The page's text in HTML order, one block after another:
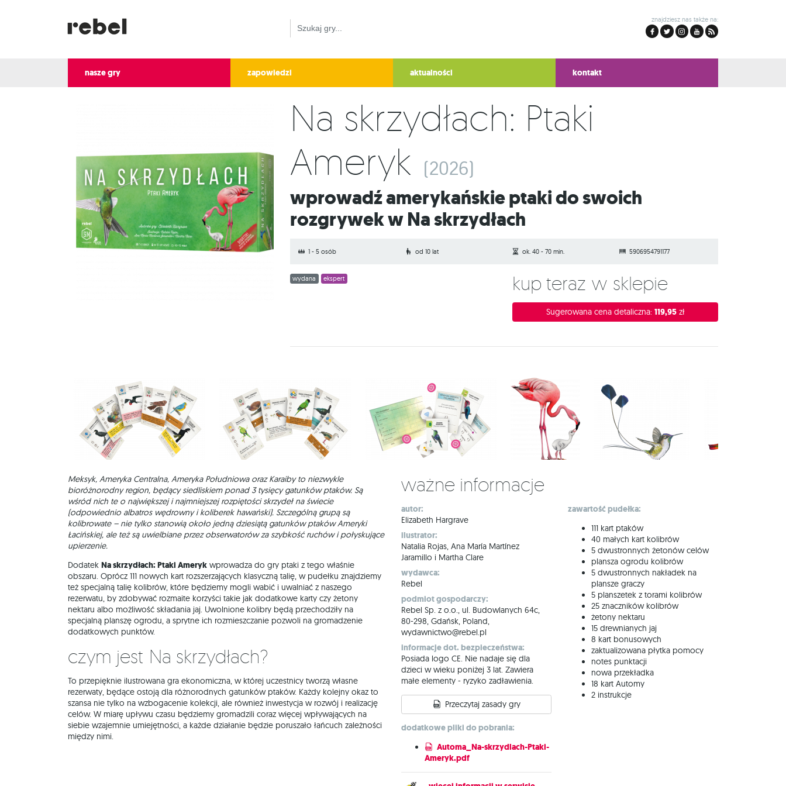
znajdziesz nas także na:
nasze gry zapowiedzi aktualności kontakt
Na skrzydłach: Ptaki
Ameryk
(2026)
Wprowadź amerykańskie ptaki do swoich
rozgrywek w Na skrzydłach
1 - 5 osób od 10 lat ok. 40 - 70 min. 5906954791177
wydana ekspert Kup teraz w sklepie
Sugerowana cena detaliczna: 119,95 zł
Meksyk, Ameryka Centralna, Ameryka Południowa oraz Karaiby to niezwykle
bioróżnorodny region, będący siedliskiem ponad 3 tysięcy gatunków ptaków. Są
wśród nich te o największej i najmniejszej rozpiętości skrzydeł na świecie
(odpowiednio albatros wędrowny i koliberek hawański). Szczególną grupą są
kolibrowate – nie tylko stanowią około jedną dziesiątą gatunków ptaków Ameryki
Łacińskiej, ale też są uwielbiane przez obserwatorów za szybkość ruchów i połyskujące
upierzenie.
Dodatek Na skrzydłach: Ptaki Ameryk wprowadza do gry ptaki z tego właśnie
obszaru. Oprócz 111 nowych kart rozszerzających klasyczną talię, w pudełku znajdziemy
też specjalną talię kolibrów, które będziemy mogli wabić i uwalniać z naszego
rezerwatu, by zdobywać rozmaite korzyści takie jak dodatkowe karty czy żetony
nektaru albo możliwość składania jaj. Uwolnione kolibry będą przechodziły na
specjalną planszę ogrodu, a sprytne ich rozmieszczanie pozwoli na gromadzenie
dodatkowych punktów.
Czym jest Na skrzydłach?
To przepięknie ilustrowana gra ekonomiczna, w której uczestnicy tworzą własne
rezerwaty, będące ostoją dla różnorodnych gatunków ptaków. Każdy kolejny okaz to
szansa nie tylko na wzbogacenie kolekcji, ale również inwestycja w rozwój i realizację
celów. W miarę upływu czasu będziemy gromadzili coraz więcej wpływających na
siebie wzajemnie umiejętności, a każde działanie będzie poruszało łańcuch zależności
między nimi.
Ważne informacje
autor:
Elizabeth Hargrave
ilustrator:
Natalia Rojas, Ana María Martínez
Jaramillo i Martha Clare
wydawca:
Rebel
podmiot gospodarczy:
Rebel Sp. z o.o., ul. Budowlanych 64c,
80-298, Gdańsk, Poland,
wydawnictwo@rebel.pl
informacje dot. bezpieczeństwa:
Posiada logo CE. Nie nadaje się dla
dzieci w wieku poniżej 3 lat. Zawiera
małe elementy - ryzyko zadławienia.
Przeczytaj zasady gry
dodatkowe pliki do pobrania:
Automa_Na-skrzydlach-Ptaki-
Ameryk.pdf
zawartość pudełka:
111 kart ptaków
40 małych kart kolibrów
5 dwustronnych żetonów celów
plansza ogrodu kolibrów
5 dwustronnych nakładek na
plansze graczy
5 planszetek z torami kolibrów
25 znaczników kolibrów
żetony nektaru
15 drewnianych jaj
8 kart bonusowych
zaktualizowana płytka pomocy
notes punktacji
nowa przekładka
18 kart Automy
2 instrukcje